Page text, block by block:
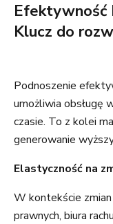
Efektywność
Klucz do
Podnoszenie
umożliwia obsługę
czasie. To z kolei
generowanie
Elastyczność na
W kontekście
prawnych, biura